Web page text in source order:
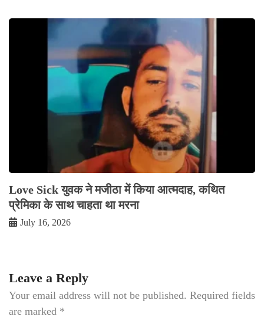
Love Sick युवक ने मजीठा में किया आत्मदाह, कथित
प्रेमिका के साथ चाहता था मरना
July 16, 2026
Leave a Reply
Your email address will not be published. Required fields
are marked *